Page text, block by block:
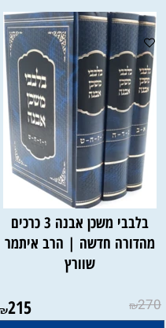
בלבבי משכן אבנה 3 כרכים
מהדורה חדשה | הרב איתמר
שוורץ
₪270
₪215